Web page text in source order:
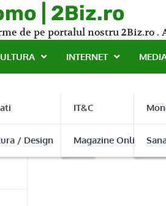
| 2Biz.ro
de pe portalul nostru 2Biz.ro .
/ Design
INTERNET
IT&C
Magazine Online
gasesti